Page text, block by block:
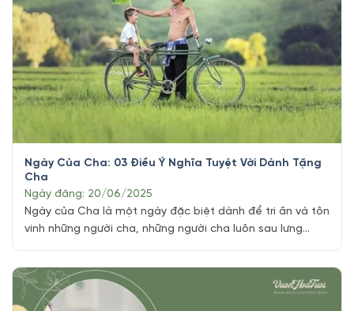
Ngày Của Cha: 03 Điều Ý Nghĩa Tuyệt Vời Dành Tặng
Cha
Ngày đăng: 20/06/2025
Ngày của Cha là một ngày đặc biệt dành để tri ân và tôn
vinh những người cha, những người cha luôn sau lưng
chúng ta thể hiện tình yêu, sự tôn trọng và lòng biết ơn
đối với những người đàn ông [...]